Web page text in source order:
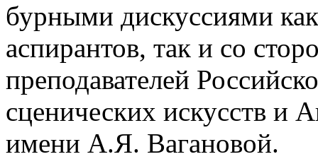
бурными дискуссиями
аспирантов, так и со
преподавателей
сценических искусств и
имени А.Я. Вагановой.